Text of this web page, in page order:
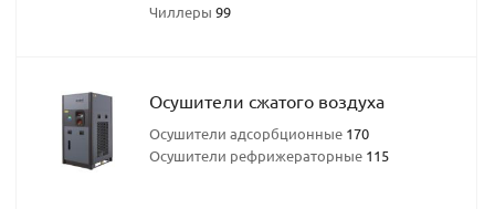
Чиллеры 99
Осушители сжатого воздуха
Осушители адсорбционные 170
Осушители рефрижераторные 115